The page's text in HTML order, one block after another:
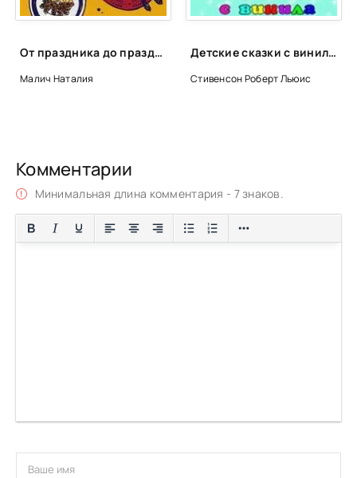
От праздника до праздника. Сценки семейной жизни в блюдах и картинках - Наталия Малич
Малич Наталия
Детские сказки с винила 3 - Роберт Стивенсон, Людмила Васильева-Гангус, Александр Гангнус, Леонид Яхнин, Самуил Маршак
Стивенсон Роберт Льюис
Комментарии
Минимальная длина комментария - 7 знаков.